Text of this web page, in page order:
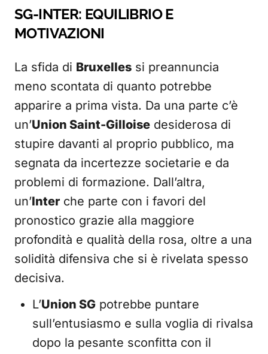
SG-INTER: EQUILIBRIO E
MOTIVAZIONI
La sfida di Bruxelles si preannuncia
meno scontata di quanto potrebbe
apparire a prima vista. Da una parte c’è
un’Union Saint-Gilloise desiderosa di
stupire davanti al proprio pubblico, ma
segnata da incertezze societarie e da
problemi di formazione. Dall’altra,
un’Inter che parte con i favori del
pronostico grazie alla maggiore
profondità e qualità della rosa, oltre a una
solidità difensiva che si è rivelata spesso
decisiva.
L’Union SG potrebbe puntare
sull’entusiasmo e sulla voglia di rivalsa
dopo la pesante sconfitta con il